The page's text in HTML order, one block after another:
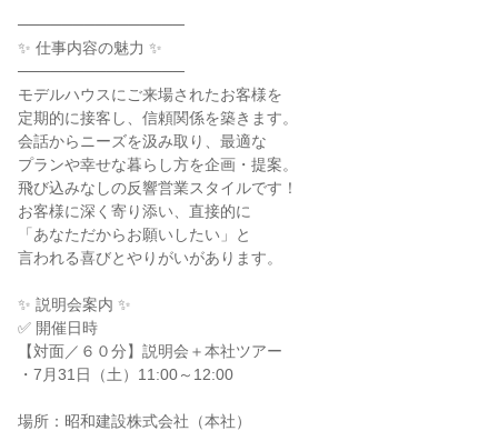
───────────────
✨ 仕事内容の魅力 ✨
───────────────
モデルハウスにご来場されたお客様を
定期的に接客し、信頼関係を築きます。
会話からニーズを汲み取り、最適な
プランや幸せな暮らし方を企画・提案。
飛び込みなしの反響営業スタイルです！
お客様に深く寄り添い、直接的に
「あなただからお願いしたい」と
言われる喜びとやりがいがあります。
✨ 説明会案内 ✨
✅ 開催日時
【対面／６０分】説明会＋本社ツアー
・7月31日（土）11:00～12:00
場所：昭和建設株式会社（本社）